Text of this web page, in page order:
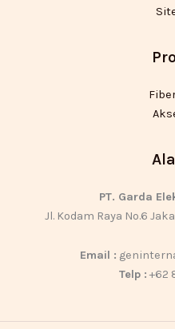
PT. Garda
Jl. Kodam Raya No.6
Email :
Telp : +62